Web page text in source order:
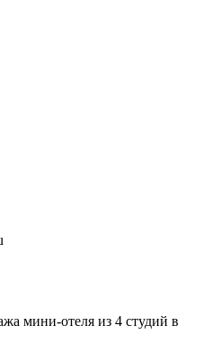
мини-отеля из 4 студий в